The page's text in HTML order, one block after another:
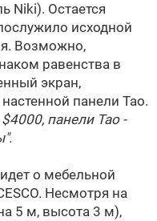
Niki). Остается
исходной
Возможно,
равенства в
экран,
панели Tao.
панели Tao -
о мебельной
Несмотря на
5 м, высота 3 м),